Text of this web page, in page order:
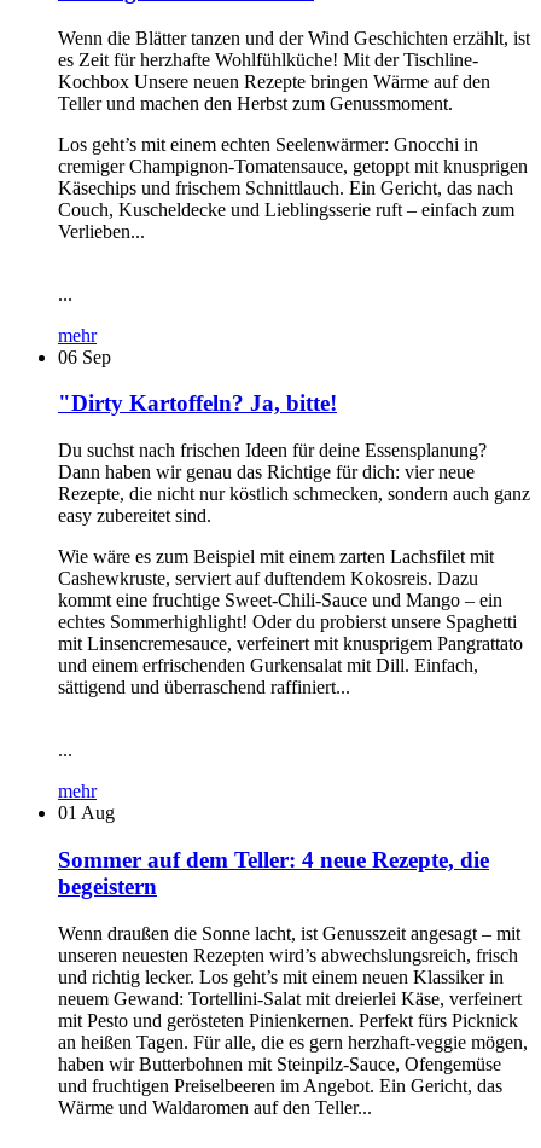
Wenn die Blätter tanzen und der Wind Geschichten erzählt, ist
es Zeit für herzhafte Wohlfühlküche! Mit der Tischline-
Kochbox Unsere neuen Rezepte bringen Wärme auf den
Teller und machen den Herbst zum Genussmoment.
Los geht’s mit einem echten Seelenwärmer: Gnocchi in
cremiger Champignon-Tomatensauce, getoppt mit knusprigen
Käsechips und frischem Schnittlauch. Ein Gericht, das nach
Couch, Kuscheldecke und Lieblingsserie ruft – einfach zum
Verlieben...
...
mehr
06 Sep
"Dirty Kartoffeln? Ja, bitte!
Du suchst nach frischen Ideen für deine Essensplanung?
Dann haben wir genau das Richtige für dich: vier neue
Rezepte, die nicht nur köstlich schmecken, sondern auch ganz
easy zubereitet sind.
Wie wäre es zum Beispiel mit einem zarten Lachsfilet mit
Cashewkruste, serviert auf duftendem Kokosreis. Dazu
kommt eine fruchtige Sweet-Chili-Sauce und Mango – ein
echtes Sommerhighlight! Oder du probierst unsere Spaghetti
mit Linsencremesauce, verfeinert mit knusprigem Pangrattato
und einem erfrischenden Gurkensalat mit Dill. Einfach,
sättigend und überraschend raffiniert...
...
mehr
01 Aug
Sommer auf dem Teller: 4 neue Rezepte, die
begeistern
Wenn draußen die Sonne lacht, ist Genusszeit angesagt – mit
unseren neuesten Rezepten wird’s abwechslungsreich, frisch
und richtig lecker. Los geht’s mit einem neuen Klassiker in
neuem Gewand: Tortellini-Salat mit dreierlei Käse, verfeinert
mit Pesto und gerösteten Pinienkernen. Perfekt fürs Picknick
an heißen Tagen. Für alle, die es gern herzhaft-veggie mögen,
haben wir Butterbohnen mit Steinpilz-Sauce, Ofengemüse
und fruchtigen Preiselbeeren im Angebot. Ein Gericht, das
Wärme und Waldaromen auf den Teller...